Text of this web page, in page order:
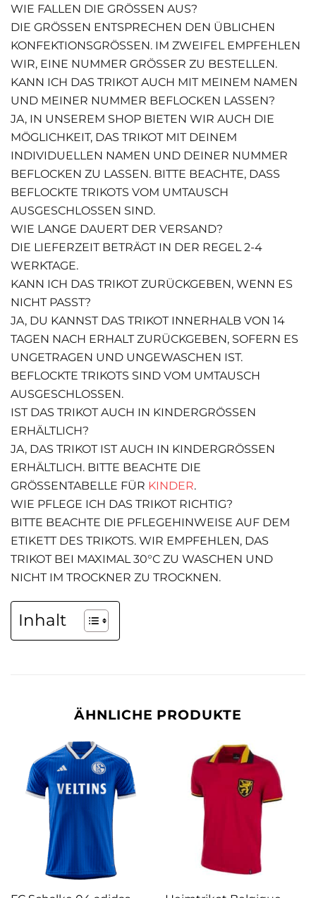
WIE FALLEN DIE GRÖSSEN AUS?
DIE GRÖSSEN ENTSPRECHEN DEN ÜBLICHEN K
ONFEKTIONSGRÖSSEN. IM ZWEIFEL EMPFEHLEN WI
R, EINE NUMMER GRÖSSER ZU BESTELLEN.
KANN ICH DAS TRIKOT AUCH MIT MEINEM NAMEN
UND MEINER NUMMER BEFLOCKEN LASSEN?
JA, IN UNSEREM SHOP BIETEN WIR AUCH DIE
MÖGLICHKEIT, DAS TRIKOT MIT DEINEM
INDIVIDUELLEN NAMEN UND DEINER NUMMER
BEFLOCKEN ZU LASSEN. BITTE BEACHTE, DASS
BEFLOCKTE TRIKOTS VOM UMTAUSCH
AUSGESCHLOSSEN SIND.
WIE LANGE DAUERT DER VERSAND?
DIE LIEFERZEIT BETRÄGT IN DER REGEL 2-4
WERKTAGE.
KANN ICH DAS TRIKOT ZURÜCKGEBEN, WENN ES
NICHT PASST?
JA, DU KANNST DAS TRIKOT INNERHALB VON 14
TAGEN NACH ERHALT ZURÜCKGEBEN, SOFERN ES
UNGETRAGEN UND UNGEWASCHEN IST.
BEFLOCKTE TRIKOTS SIND VOM UMTAUSCH
AUSGESCHLOSSEN.
IST DAS TRIKOT AUCH IN KINDERGRÖSSEN E
RHÄLTLICH?
JA, DAS TRIKOT IST AUCH IN KINDERGRÖSSEN E
RHÄLTLICH. BITTE BEACHTE DIE G
RÖSSENTABELLE FÜR
KINDER.
WIE PFLEGE ICH DAS TRIKOT RICHTIG?
BITTE BEACHTE DIE PFLEGEHINWEISE AUF DEM
ETIKETT DES TRIKOTS. WIR EMPFEHLEN, DAS
TRIKOT BEI MAXIMAL 30°C ZU WASCHEN UND
NICHT IM TROCKNER ZU TROCKNEN.
Inhalt
ÄHNLICHE PRODUKTE